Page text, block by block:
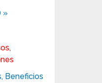
»
Beneficios